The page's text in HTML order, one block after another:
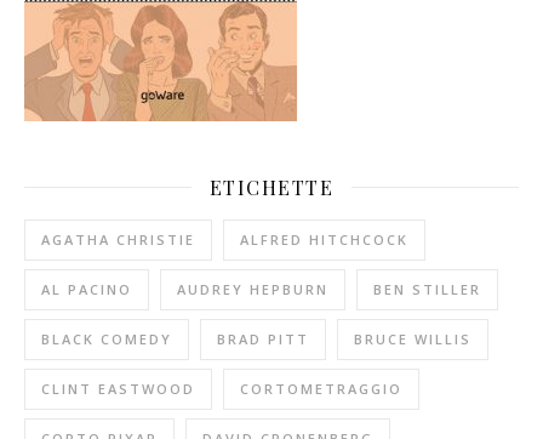
ETICHETTE
AGATHA CHRISTIE ALFRED HITCHCOCK
AL PACINO AUDREY HEPBURN BEN STILLER
BLACK COMEDY BRAD PITT BRUCE WILLIS
CLINT EASTWOOD CORTOMETRAGGIO